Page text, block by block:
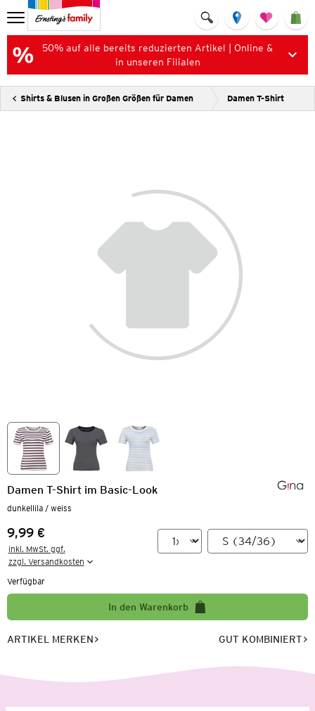
50% auf alle bereits reduzierten Artikel | Online &
in unseren Filialen
Shirts & Blusen in Großen Größen für Damen Damen T-Shirt
Damen T-Shirt im Basic-Look
dunkellila / weiss
Preis:
9,99 €
inkl. MwSt. ggf.
zzgl. Versandkosten
Verfügbar
In den Warenkorb
ARTIKEL MERKEN GUT KOMBINIERT